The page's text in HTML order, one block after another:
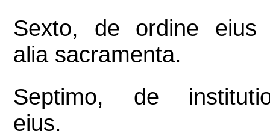
Sexto, de ordine eius
alia sacramenta.
Septimo, de
eius.